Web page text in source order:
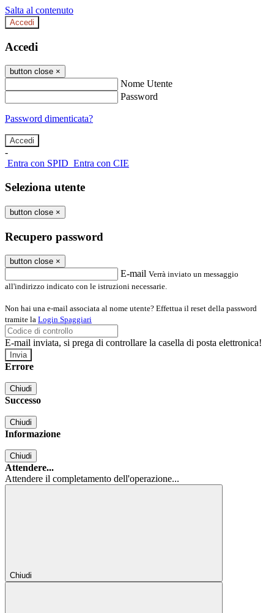
Salta al contenuto
Accedi
Accedi
button close ×
Nome Utente
Password
Password dimenticata?
-
Entra con SPID Entra con CIE
Seleziona utente
button close ×
Recupero password
button close ×
E-mail Verrà inviato un messaggio
all'indirizzo indicato con le istruzioni necessarie.
Non hai una e-mail associata al nome utente? Effettua il reset della password
tramite la Login Spaggiari
E-mail inviata, si prega di controllare la casella di posta elettronica!
Errore
Chiudi
Successo
Chiudi
Informazione
Chiudi
Attendere...
Attendere il completamento dell'operazione...
Chiudi